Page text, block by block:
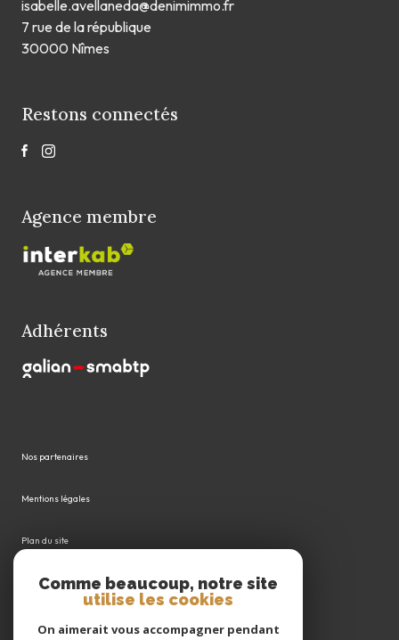
isabelle.avellaneda@denimimmo.fr
7 rue de la république
30000 Nîmes
Restons connectés
Agence membre
Adhérents
Nos partenaires
Mentions légales
Plan du site
Admin
Politique RGPD
Comme beaucoup, notre site
utilise les cookies
On aimerait vous accompagner pendant